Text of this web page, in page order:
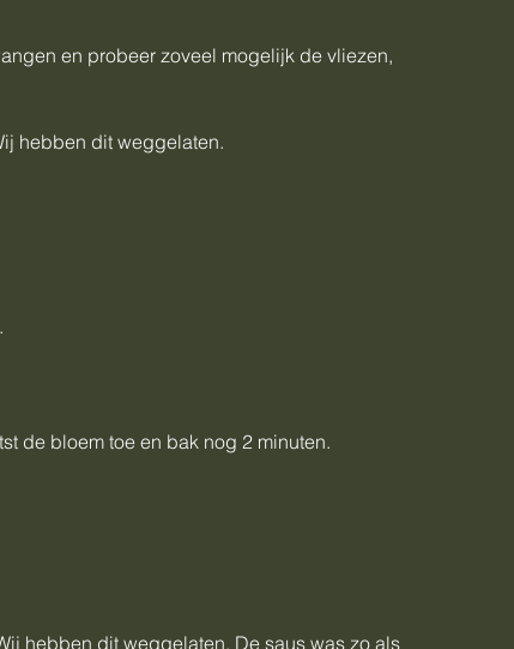
en probeer zoveel mogelijk de vliezen,
hebben dit weggelaten.
de bloem toe en bak nog 2 minuten.
hebben dit weggelaten. De saus was zo als